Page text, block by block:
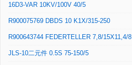
16D3-VAR 10KV/100V 40/5
R900075769 DBDS 10 K1X/315-250
R900643744 FEDERTELLER 7,8/15X11,4/8
JLS-10二元件 0.5S 75-150/5